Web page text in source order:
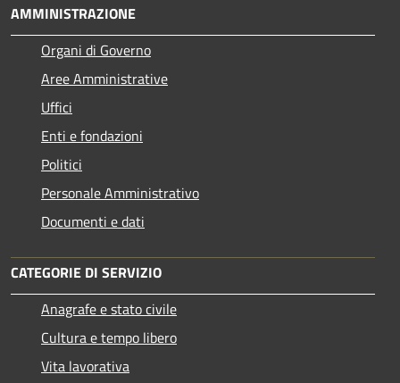
AMMINISTRAZIONE
Organi di Governo
Aree Amministrative
Uffici
Enti e fondazioni
Politici
Personale Amministrativo
Documenti e dati
CATEGORIE DI SERVIZIO
Anagrafe e stato civile
Cultura e tempo libero
Vita lavorativa